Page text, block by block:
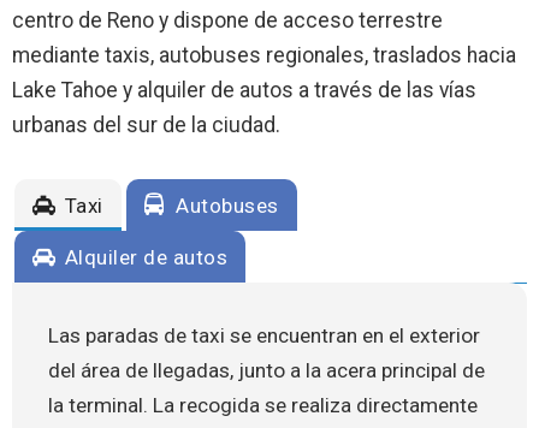
centro de Reno y dispone de acceso terrestre
mediante taxis, autobuses regionales, traslados hacia
Lake Tahoe y alquiler de autos a través de las vías
urbanas del sur de la ciudad.
Taxi Autobuses
Alquiler de autos
Las paradas de taxi se encuentran en el exterior
del área de llegadas, junto a la acera principal de
la terminal. La recogida se realiza directamente